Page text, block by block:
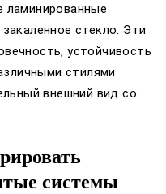
ламинированные
стекло. Эти
устойчивость
стилями
внешний вид со
системы